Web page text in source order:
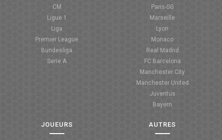
COUPE DE FRANCE
COUPE DE LA LIGUE
CM
Ligue 1
Liga
Premier League
Bundesliga
Serie A
Paris-SG
Marseille
Lyon
Monaco
Real Madrid
FC Barcelona
Manchester City
Manchester United
Juventus
Bayern
JOUEURS AUTRES